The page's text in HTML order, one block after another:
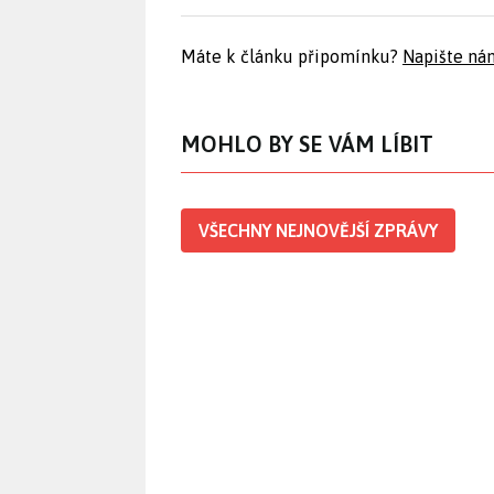
Máte k článku připomínku? Napište
MOHLO BY SE VÁM LÍBIT
VŠECHNY NEJNOVĚJŠÍ ZPRÁVY